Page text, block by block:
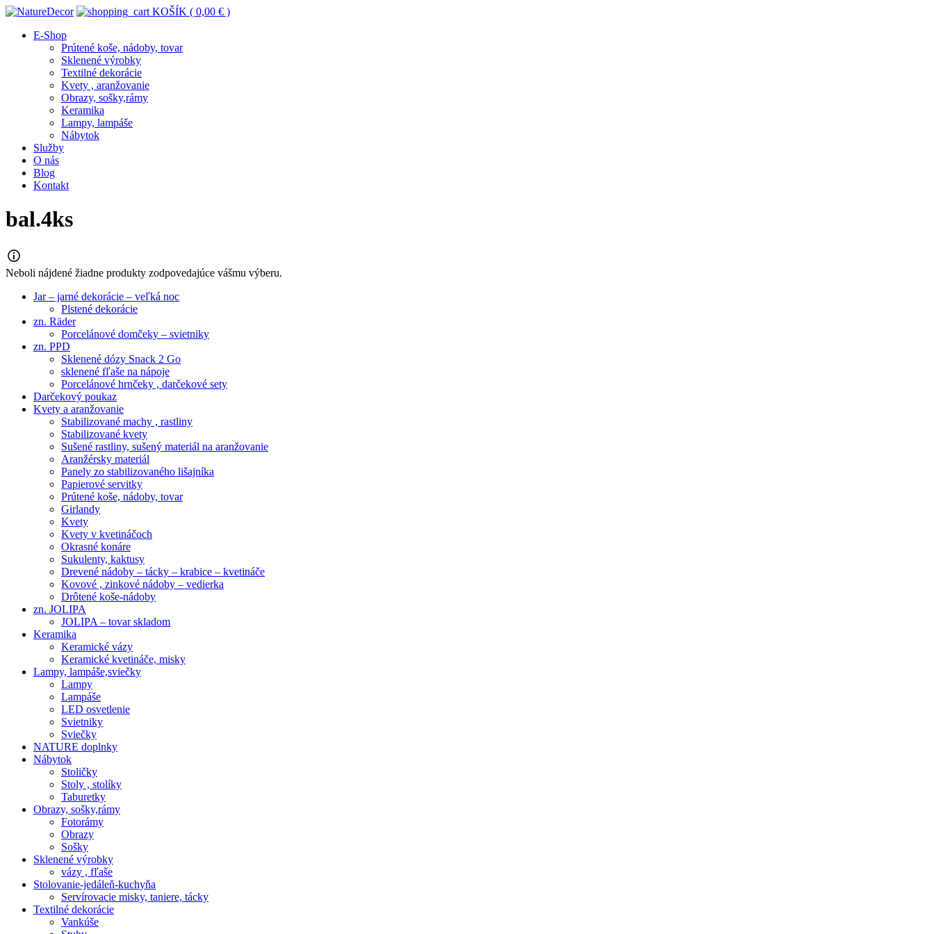
KOŠÍK ( 0,00 € )
E-Shop
Prútené koše, nádoby, tovar
Sklenené výrobky
Textilné dekorácie
Kvety , aranžovanie
Obrazy, sošky,rámy
Keramika
Lampy, lampáše
Nábytok
Služby
O nás
Blog
Kontakt
bal.4ks
Neboli nájdené žiadne produkty zodpovedajúce vášmu výberu.
Jar – jarné dekorácie – veľká noc
Plstené dekorácie
zn. Räder
Porcelánové domčeky – svietniky
zn. PPD
Sklenené dózy Snack 2 Go
sklenené fľaše na nápoje
Porcelánové hrnčeky , darčekové sety
Darčekový poukaz
Kvety a aranžovanie
Stabilizované machy , rastliny
Stabilizované kvety
Sušené rastliny, sušený materiál na aranžovanie
Aranžérsky materiál
Panely zo stabilizovaného lišajníka
Papierové servitky
Prútené koše, nádoby, tovar
Girlandy
Kvety
Kvety v kvetináčoch
Okrasné konáre
Sukulenty, kaktusy
Drevené nádoby – tácky – krabice – kvetináče
Kovové , zinkové nádoby – vedierka
Drôtené koše-nádoby
zn. JOLIPA
JOLIPA – tovar skladom
Keramika
Keramické vázy
Keramické kvetináče, misky
Lampy, lampáše,sviečky
Lampy
Lampáše
LED osvetlenie
Svietniky
Sviečky
NATURE doplnky
Nábytok
Stoličky
Stoly , stolíky
Taburetky
Obrazy, sošky,rámy
Fotorámy
Obrazy
Sošky
Sklenené výrobky
vázy , fľaše
Stolovanie-jedáleň-kuchyňa
Servírovacie misky, taniere, tácky
Textilné dekorácie
Vankúše